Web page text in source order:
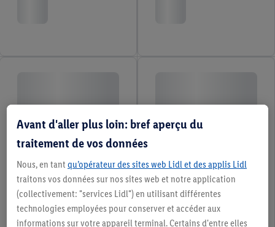
Avant d'aller plus loin: bref aperçu du
traitement de vos données
Nous, en tant qu’opérateur des sites web Lidl et des applis Lidl
traitons vos données sur nos sites web et notre application
(collectivement: "services Lidl") en utilisant différentes
technologies employées pour conserver et accéder aux
informations sur votre appareil terminal. Certains d'entre elles